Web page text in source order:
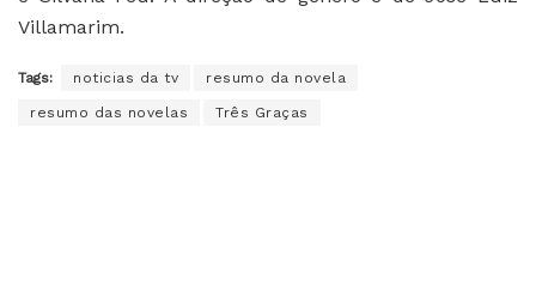
Villamarim.
Tags: noticias da tv resumo da novela
resumo das novelas Três Graças